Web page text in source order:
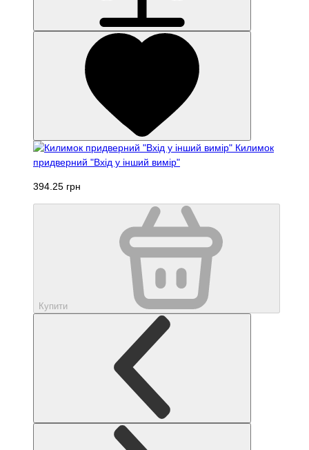
Килимок
придверний "Вхід у інший вимір"
394.25 грн
Купити